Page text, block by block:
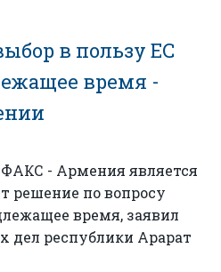
в пользу ЕС
время -
- Армения является
решение по вопросу
время, заявил
дел республики Арарат